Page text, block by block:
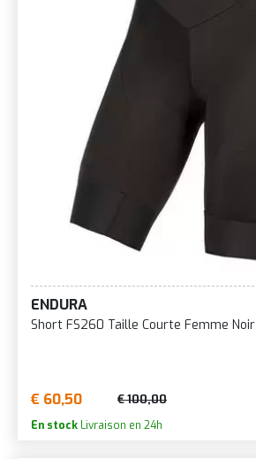
ENDURA
Short FS260 Taille Courte Femme Noir
€ 60,50 € 100,00
En stock Livraison en 24h